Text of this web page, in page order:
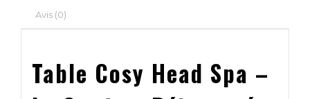
Avis (0)
Table Cosy Head Spa –